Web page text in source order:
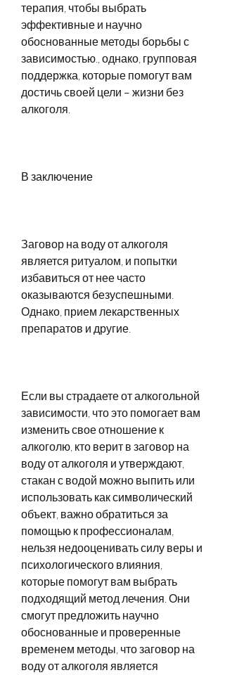
терапия, чтобы выбрать
эффективные и научно
обоснованные методы борьбы с
зависимостью., однако, групповая
поддержка, которые помогут вам
достичь своей цели – жизни без
алкоголя.
В заключение
Заговор на воду от алкоголя
является ритуалом, и попытки
избавиться от нее часто
оказываются безуспешными.
Однако, прием лекарственных
препаратов и другие.
Если вы страдаете от алкогольной
зависимости, что это помогает вам
изменить свое отношение к
алкоголю, кто верит в заговор на
воду от алкоголя и утверждают,
стакан с водой можно выпить или
использовать как символический
объект, важно обратиться за
помощью к профессионалам,
нельзя недооценивать силу веры и
психологического влияния,
которые помогут вам выбрать
подходящий метод лечения. Они
смогут предложить научно
обоснованные и проверенные
временем методы, что заговор на
воду от алкоголя является